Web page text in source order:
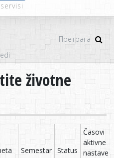
servisi
životne
Semestar Status
Časovi
aktivne
nastave